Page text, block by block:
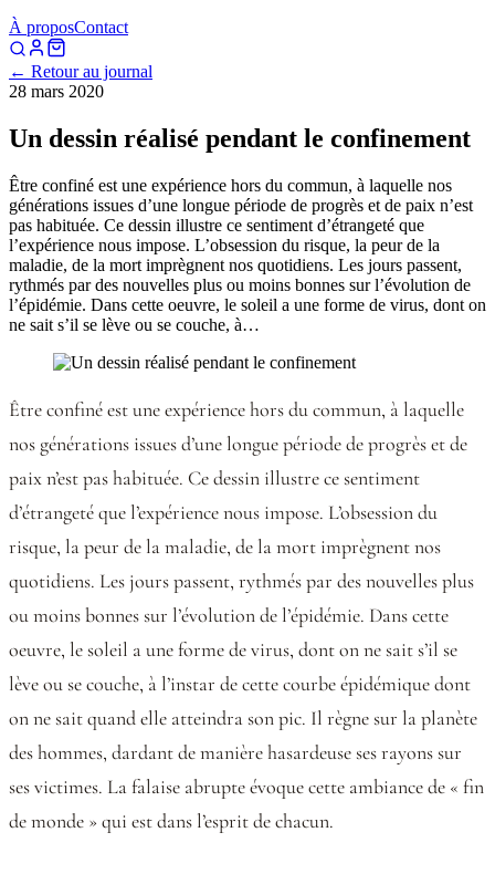
À proposContact
← Retour au journal
28 mars 2020
Un dessin réalisé pendant le confinement
Être confiné est une expérience hors du commun, à laquelle nos
générations issues d’une longue période de progrès et de paix n’est
pas habituée. Ce dessin illustre ce sentiment d’étrangeté que
l’expérience nous impose. L’obsession du risque, la peur de la
maladie, de la mort imprègnent nos quotidiens. Les jours passent,
rythmés par des nouvelles plus ou moins bonnes sur l’évolution de
l’épidémie. Dans cette oeuvre, le soleil a une forme de virus, dont on
ne sait s’il se lève ou se couche, à…
Être confiné est une expérience hors du commun, à laquelle
nos générations issues d’une longue période de progrès et de
paix n’est pas habituée. Ce dessin illustre ce sentiment
d’étrangeté que l’expérience nous impose. L’obsession du
risque, la peur de la maladie, de la mort imprègnent nos
quotidiens. Les jours passent, rythmés par des nouvelles plus
ou moins bonnes sur l’évolution de l’épidémie. Dans cette
oeuvre, le soleil a une forme de virus, dont on ne sait s’il se
lève ou se couche, à l’instar de cette courbe épidémique dont
on ne sait quand elle atteindra son pic. Il règne sur la planète
des hommes, dardant de manière hasardeuse ses rayons sur
ses victimes. La falaise abrupte évoque cette ambiance de « fin
de monde » qui est dans l’esprit de chacun.